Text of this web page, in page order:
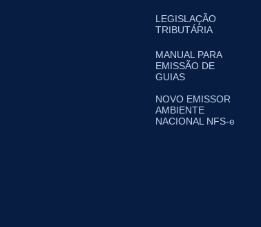
LEGISLAÇÃO
TRIBUTÁRIA
MANUAL PARA
EMISSÃO DE
GUIAS
NOVO EMISSOR
AMBIENTE
NACIONAL NFS-e